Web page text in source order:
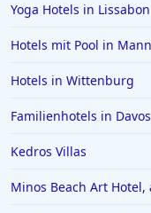
Hotels in Giesen
Hotels in Beverly
Hotels in
Hotels in Florenz
Yoga Hotels in Lissabon
Hotels mit Pool in
Hotels in Wittenburg
Familienhotels in Davos
Kedros Villas
Minos Beach Art